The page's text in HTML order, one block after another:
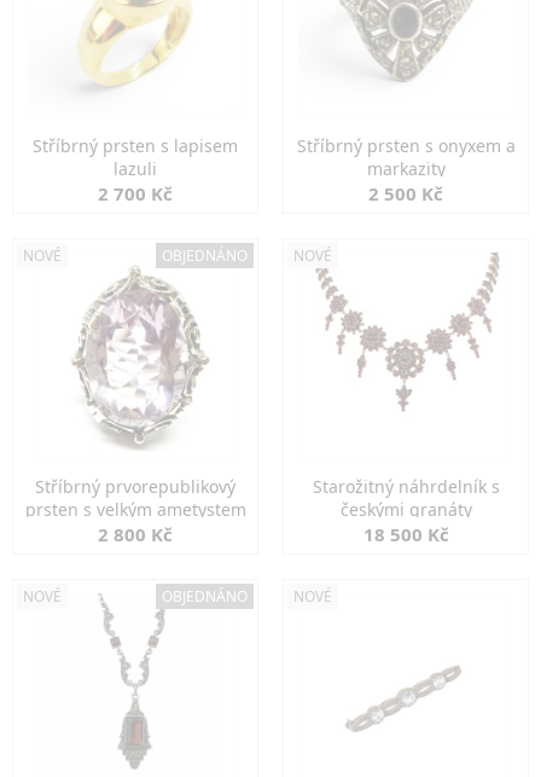
Stříbrný prsten s lapisem
lazuli
2 700 Kč
Stříbrný prsten s onyxem a
markazity
2 500 Kč
NOVÉ OBJEDNÁNO
Stříbrný prvorepublikový
prsten s velkým ametystem
2 800 Kč
NOVÉ
Starožitný náhrdelník s
českými granáty
18 500 Kč
NOVÉ OBJEDNÁNO NOVÉ